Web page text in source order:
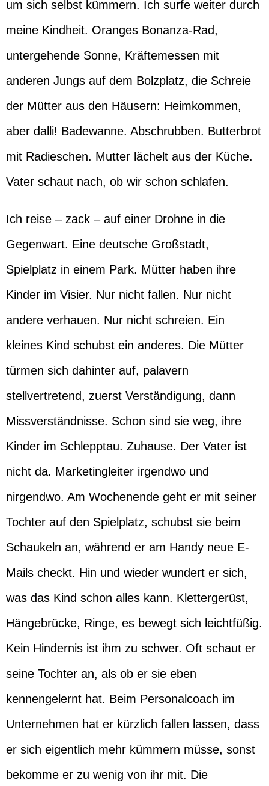
um sich selbst kümmern. Ich surfe weiter durch
meine Kindheit. Oranges Bonanza-Rad,
untergehende Sonne, Kräftemessen mit
anderen Jungs auf dem Bolzplatz, die Schreie
der Mütter aus den Häusern: Heimkommen,
aber dalli! Badewanne. Abschrubben. Butterbrot
mit Radieschen. Mutter lächelt aus der Küche.
Vater schaut nach, ob wir schon schlafen.
Ich reise – zack – auf einer Drohne in die
Gegenwart. Eine deutsche Großstadt,
Spielplatz in einem Park. Mütter haben ihre
Kinder im Visier. Nur nicht fallen. Nur nicht
andere verhauen. Nur nicht schreien. Ein
kleines Kind schubst ein anderes. Die Mütter
türmen sich dahinter auf, palavern
stellvertretend, zuerst Verständigung, dann
Missverständnisse. Schon sind sie weg, ihre
Kinder im Schlepptau. Zuhause. Der Vater ist
nicht da. Marketingleiter irgendwo und
nirgendwo. Am Wochenende geht er mit seiner
Tochter auf den Spielplatz, schubst sie beim
Schaukeln an, während er am Handy neue E-
Mails checkt. Hin und wieder wundert er sich,
was das Kind schon alles kann. Klettergerüst,
Hängebrücke, Ringe, es bewegt sich leichtfüßig.
Kein Hindernis ist ihm zu schwer. Oft schaut er
seine Tochter an, als ob er sie eben
kennengelernt hat. Beim Personalcoach im
Unternehmen hat er kürzlich fallen lassen, dass
er sich eigentlich mehr kümmern müsse, sonst
bekomme er zu wenig von ihr mit. Die